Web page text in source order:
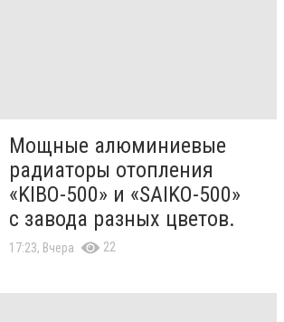
Мощные алюминиевые
радиаторы отопления
«KIBO-500» и «SAIKO-500»
с завода разных цветов.
17:23, Вчера 22